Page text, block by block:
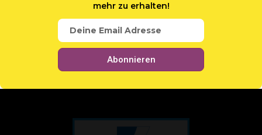
mehr zu erhalten!
Abonnieren